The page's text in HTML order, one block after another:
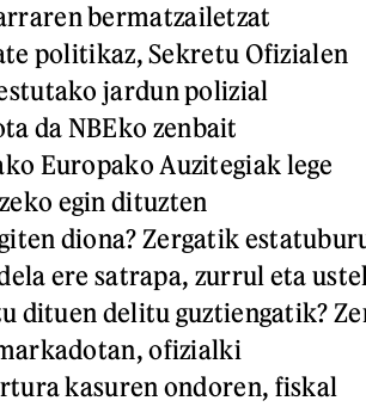
bermatzailetzat
politikaz, Sekretu Ofizialen
jardun polizial
da NBEko zenbait
Europako Auzitegiak lege
egin dituzten
diona? Zergatik
ere satrapa, zurrul eta
dituen delitu guztiengatik?
ofizialki
kasuren ondoren, fiskal